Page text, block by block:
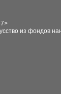
7>
из фондов